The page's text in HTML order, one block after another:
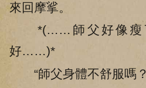
來回摩挲。
*(……師父好像瘦
好……)*
“師父身體不舒服嗎？